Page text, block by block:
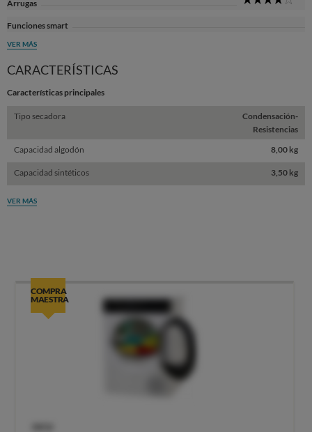
Arrugas
Funciones smart
VER MÁS
CARACTERÍSTICAS
Características principales
Tipo secadora
Condensación-
Resistencias
Capacidad algodón
8,00 kg
Capacidad sintéticos 3,50 kg
VER MÁS
COMPRA
MAESTRA